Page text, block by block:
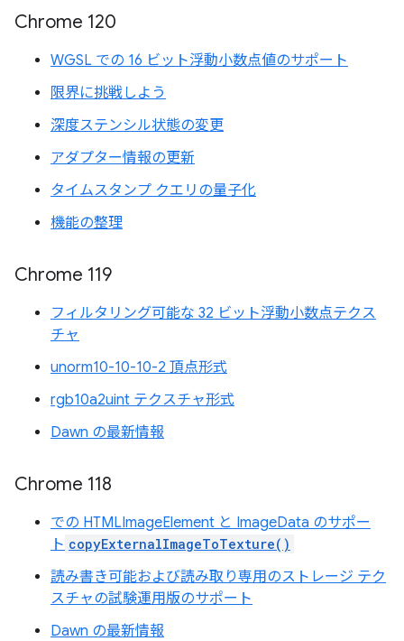
Chrome 120
WGSL での 16 ビット浮動小数点値のサポート
限界に挑戦しよう
深度ステンシル状態の変更
アダプター情報の更新
タイムスタンプ クエリの量子化
機能の整理
Chrome 119
フィルタリング可能な 32 ビット浮動小数点テクス
チャ
unorm10-10-10-2 頂点形式
rgb10a2uint テクスチャ形式
Dawn の最新情報
Chrome 118
での HTMLImageElement と ImageData のサポー
ト copyExternalImageToTexture()
読み書き可能および読み取り専用のストレージ テク
スチャの試験運用版のサポート
Dawn の最新情報